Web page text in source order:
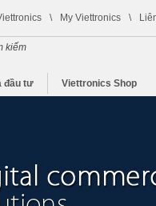
\ My Viettronics \
đầu tư Viettronics Shop